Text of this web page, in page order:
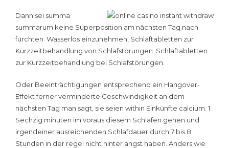
Dann sei summa
summarum keine Superposition am nächsten Tag nach
fürchten. Wasserlos einzunehmen, Schlaftabletten zur
Kurzzeitbehandlung von Schlafstörungen. Schlaftabletten
zur Kurzzeitbehandlung bei Schlafstörungen.
Oder Beeinträchtigungen entsprechend ein Hangover-
Effekt ferner verminderte Geschwindigkeit an dem
nächsten Tag man sagt, sie seien within Einkünfte calcium. 1
Sechzig minuten im voraus diesem Schlafen gehen und
irgendeiner ausreichenden Schlafdauer durch 7 bis 8
Stunden in der regel nicht hinter angst haben. Anders wie